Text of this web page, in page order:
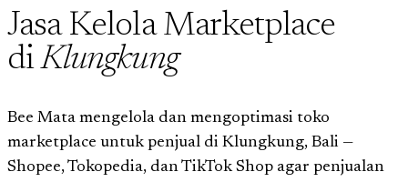
Jasa Kelola Marketplace
diKlungkung
Bee Mata mengelola dan mengoptimasi toko
marketplace untuk penjual di Klungkung, Bali —
Shopee, Tokopedia, dan TikTok Shop agar penjualan